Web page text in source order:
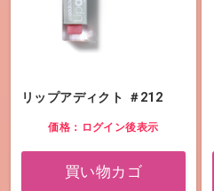
リップアディクト ＃212
価格：ログイン後表示
買い物カゴ